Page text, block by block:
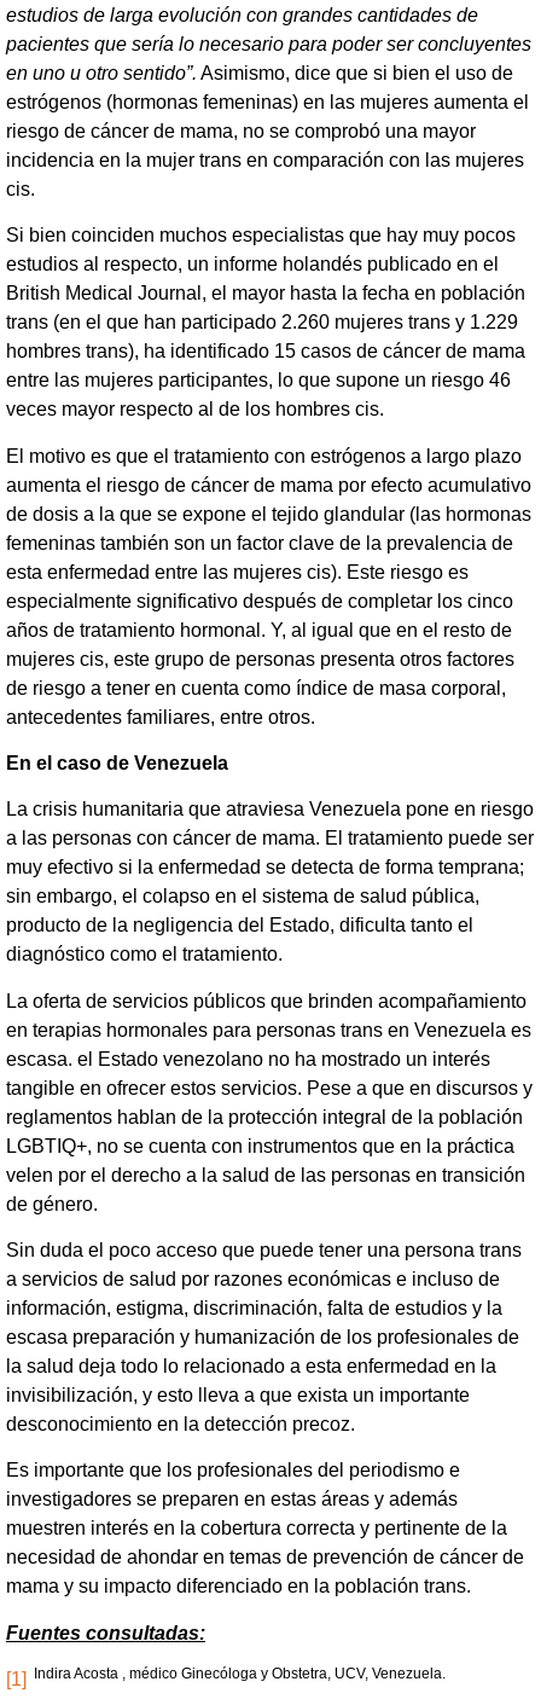
estudios de larga evolución con grandes cantidades de
pacientes que sería lo necesario para poder ser concluyentes
en uno u otro sentido”. Asimismo, dice que si bien el uso de
estrógenos (hormonas femeninas) en las mujeres aumenta el
riesgo de cáncer de mama, no se comprobó una mayor
incidencia en la mujer trans en comparación con las mujeres
cis.
Si bien coinciden muchos especialistas que hay muy pocos
estudios al respecto, un informe holandés publicado en el
British Medical Journal, el mayor hasta la fecha en población
trans (en el que han participado 2.260 mujeres trans y 1.229
hombres trans), ha identificado 15 casos de cáncer de mama
entre las mujeres participantes, lo que supone un riesgo 46
veces mayor respecto al de los hombres cis.
El motivo es que el tratamiento con estrógenos a largo plazo
aumenta el riesgo de cáncer de mama por efecto acumulativo
de dosis a la que se expone el tejido glandular (las hormonas
femeninas también son un factor clave de la prevalencia de
esta enfermedad entre las mujeres cis). Este riesgo es
especialmente significativo después de completar los cinco
años de tratamiento hormonal. Y, al igual que en el resto de
mujeres cis, este grupo de personas presenta otros factores
de riesgo a tener en cuenta como índice de masa corporal,
antecedentes familiares, entre otros.
En el caso de Venezuela
La crisis humanitaria que atraviesa Venezuela pone en riesgo
a las personas con cáncer de mama. El tratamiento puede ser
muy efectivo si la enfermedad se detecta de forma temprana;
sin embargo, el colapso en el sistema de salud pública,
producto de la negligencia del Estado, dificulta tanto el
diagnóstico como el tratamiento.
La oferta de servicios públicos que brinden acompañamiento
en terapias hormonales para personas trans en Venezuela es
escasa. el Estado venezolano no ha mostrado un interés
tangible en ofrecer estos servicios. Pese a que en discursos y
reglamentos hablan de la protección integral de la población
LGBTIQ+, no se cuenta con instrumentos que en la práctica
velen por el derecho a la salud de las personas en transición
de género.
Sin duda el poco acceso que puede tener una persona trans
a servicios de salud por razones económicas e incluso de
información, estigma, discriminación, falta de estudios y la
escasa preparación y humanización de los profesionales de
la salud deja todo lo relacionado a esta enfermedad en la
invisibilización, y esto lleva a que exista un importante
desconocimiento en la detección precoz.
Es importante que los profesionales del periodismo e
investigadores se preparen en estas áreas y además
muestren interés en la cobertura correcta y pertinente de la
necesidad de ahondar en temas de prevención de cáncer de
mama y su impacto diferenciado en la población trans.
Fuentes consultadas:
[1] Indira Acosta , médico Ginecóloga y Obstetra, UCV, Venezuela.